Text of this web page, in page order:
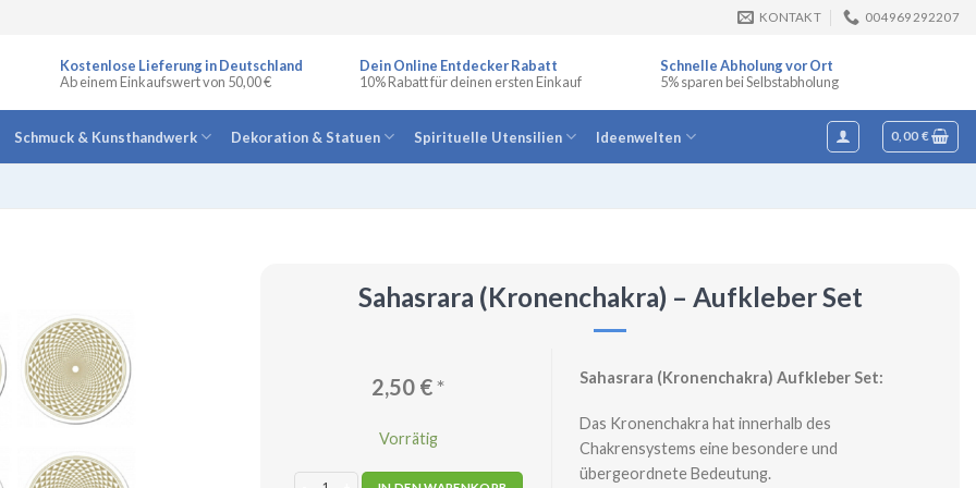
KONTAKT 004969292207
Kostenlose Lieferung in Deutschland
Ab einem Einkaufswert von 50,00 €
Dein Online Entdecker Rabatt
10% Rabatt für deinen ersten Einkauf
Schnelle Abholung vor Ort
5% sparen bei Selbstabholung
Schmuck & Kunsthandwerk Dekoration & Statuen Spirituelle Utensilien Ideenwelten 0,00 €
Sahasrara (Kronenchakra) – Aufkleber Set
2,50 €*
Vorrätig
Sahasrara (Kronenchakra) - Aufkleber Set Menge
Sahasrara (Kronenchakra) Aufkleber Set:
Das Kronenchakra hat innerhalb des
Chakrensystems eine besondere und
übergeordnete Bedeutung.